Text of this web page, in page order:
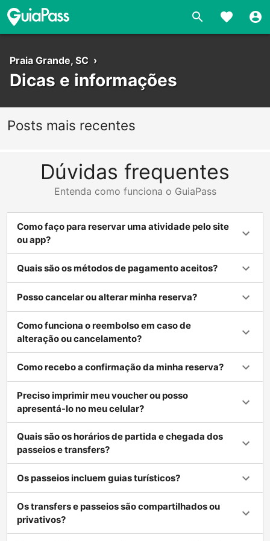
Praia Grande, SC ›
Dicas e informações
Posts mais recentes
Dúvidas frequentes
Entenda como funciona o GuiaPass
Como faço para reservar uma atividade pelo site
ou app?
Quais são os métodos de pagamento aceitos?
Posso cancelar ou alterar minha reserva?
Como funciona o reembolso em caso de
alteração ou cancelamento?
Como recebo a confirmação da minha reserva?
Preciso imprimir meu voucher ou posso
apresentá-lo no meu celular?
Quais são os horários de partida e chegada dos
passeios e transfers?
Os passeios incluem guias turísticos?
Os transfers e passeios são compartilhados ou
privativos?